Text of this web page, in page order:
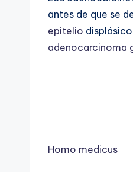
antes de que se
epitelio
adenocarcinoma
Homo medicus